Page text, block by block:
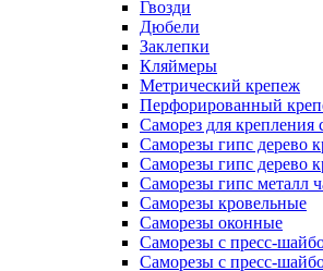
Гвозди
Дюбели
Заклепки
Кляймеры
Метрический крепеж
Перфорированный
Саморез для крепления
Саморезы гипс дерево
Саморезы гипс дерево
Саморезы гипс металл
Саморезы кровельные
Саморезы оконные
Саморезы с пресс-
Саморезы с пресс-